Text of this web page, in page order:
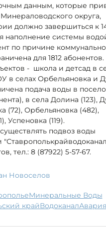
данным, которые
округа,
должно завершиться к
наполнение системы
по причине
для 1812
- школа и детсад в
в селах Орбельяновка и
подача воды в
в села Долина (123),
(72), Орбельяновка (482),
Успеновка (119).
подвоз воды
тел.: 8 (87922) 5-57-67.
Новоселов
Минеральные Воды
край
водоканал авария